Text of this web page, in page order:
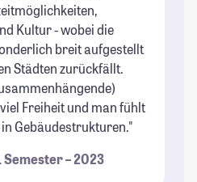
Kultur - wobei die
breit aufgestellt
Städten zurückfällt.
Freiheit und man fühlt
Gebäudestrukturen."
– 2023